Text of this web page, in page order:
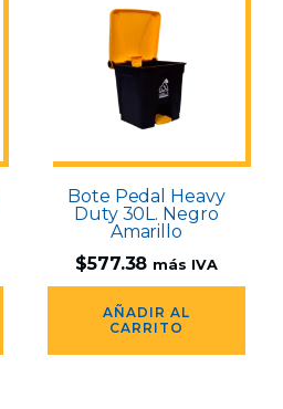
Bote Pedal Heavy
Duty 30L. Negro
Amarillo
$577.38 más IVA
AÑADIR AL
CARRITO